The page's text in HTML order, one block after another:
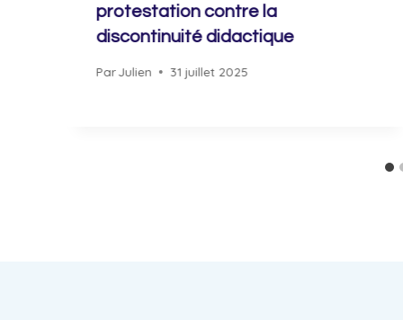
protestation contre la
discontinuité didactique
ParJulien 31 juillet 2025